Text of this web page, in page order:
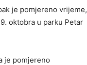
je pomjereno vrijeme,
oktobra u parku Petar
je pomjereno